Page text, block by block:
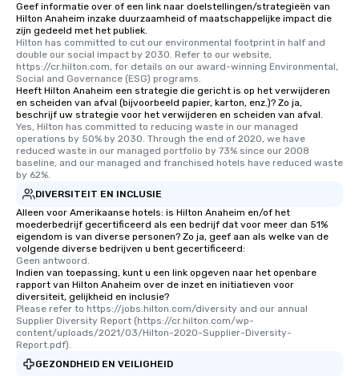
Geef informatie over of een link naar doelstellingen/strategieën van
Hilton Anaheim inzake duurzaamheid of maatschappelijke impact die
zijn gedeeld met het publiek.
Hilton has committed to cut our environmental footprint in half and
double our social impact by 2030. Refer to our website,
https://cr.hilton.com, for details on our award-winning Environmental,
Social and Governance (ESG) programs.
Heeft Hilton Anaheim een strategie die gericht is op het verwijderen
en scheiden van afval (bijvoorbeeld papier, karton, enz.)? Zo ja,
beschrijf uw strategie voor het verwijderen en scheiden van afval.
Yes, Hilton has committed to reducing waste in our managed
operations by 50% by 2030. Through the end of 2020, we have
reduced waste in our managed portfolio by 73% since our 2008
baseline, and our managed and franchised hotels have reduced waste
by 62%.
DIVERSITEIT EN INCLUSIE
Alleen voor Amerikaanse hotels: is Hilton Anaheim en/of het
moederbedrijf gecertificeerd als een bedrijf dat voor meer dan 51%
eigendom is van diverse personen? Zo ja, geef aan als welke van de
volgende diverse bedrijven u bent gecertificeerd:
Geen antwoord.
Indien van toepassing, kunt u een link opgeven naar het openbare
rapport van Hilton Anaheim over de inzet en initiatieven voor
diversiteit, gelijkheid en inclusie?
Please refer to https://jobs.hilton.com/diversity and our annual
Supplier Diversity Report (https://cr.hilton.com/wp-
content/uploads/2021/03/Hilton-2020-Supplier-Diversity-
Report.pdf).
GEZONDHEID EN VEILIGHEID